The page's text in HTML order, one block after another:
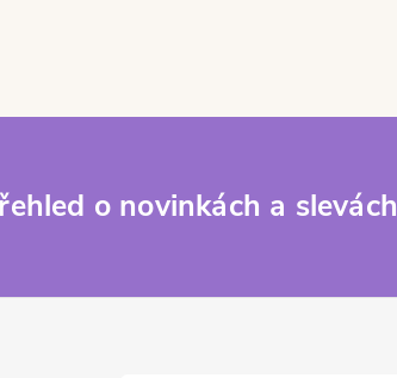
o novinkách a slevách